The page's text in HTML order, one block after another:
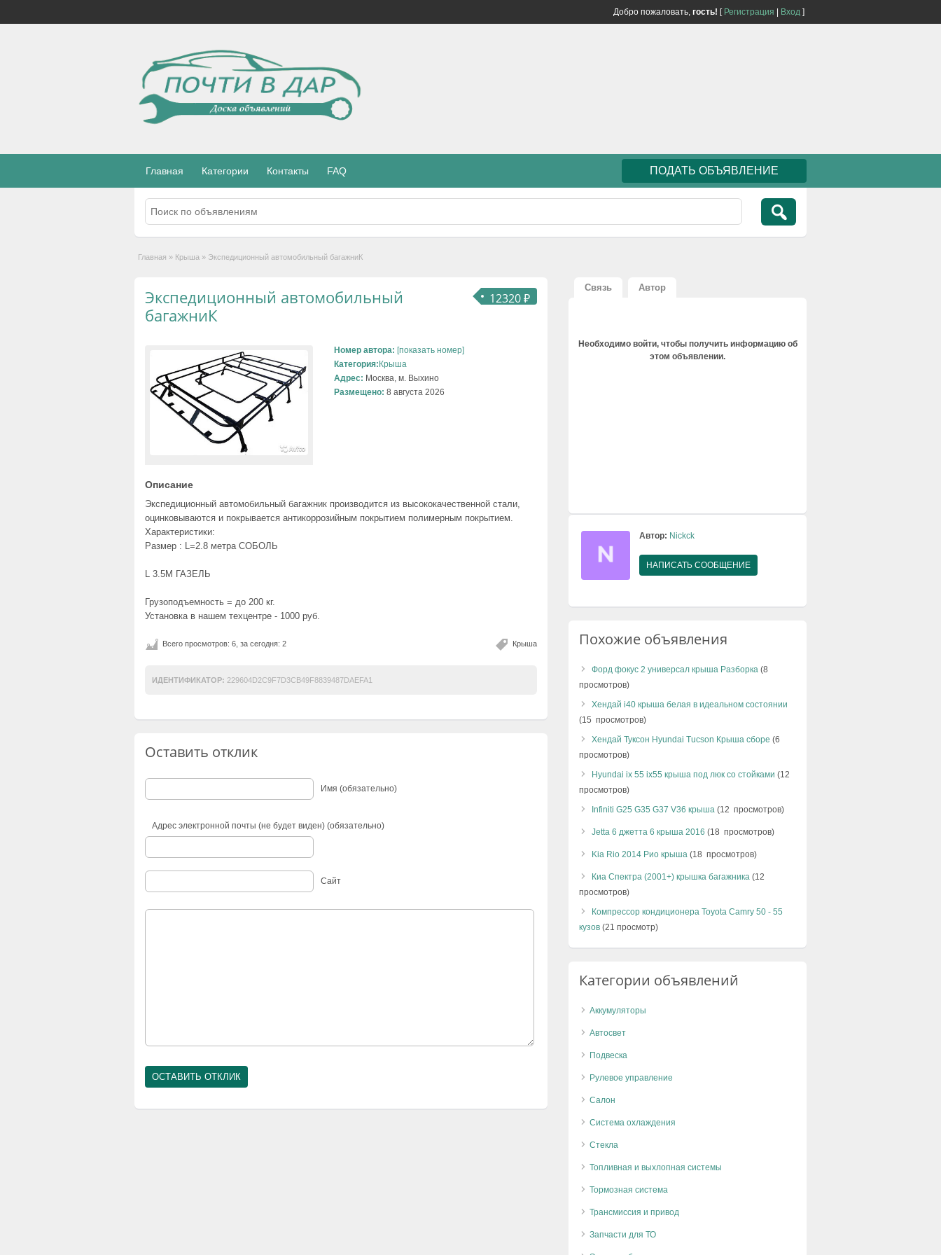
Добро пожаловать, гость! [ Регистрация Вход ]
Главная Категории Контакты FAQ ПОДАТЬ ОБЪЯВЛЕНИЕ
Главная » Крыша » Экспедиционный автомобильный багажниК
12320 ₽
Экспедиционный автомобильный
багажниК
Номер автора: [показать номер]
Категория: Крыша
Адрес: Москва, м. Выхино
Размещено: 8 августа 2026
Описание
Экспедиционный автомобильный багажник производится из высококачественной стали,
оцинковываются и покрывается антикоррозийным покрытием полимерным покрытием.
Характеристики:
Размер : L=2.8 метра СОБОЛЬ
L 3.5М ГАЗЕЛЬ
Грузоподъемность = до 200 кг.
Установка в нашем техцентре - 1000 руб.
Крыша
Всего просмотров: 6, за сегодня: 2
ИДЕНТИФИКАТОР: 229604D2C9F7D3CB49F8839487DAEFA1
Оставить отклик
Имя (обязательно)
Адрес электронной почты (не будет виден) (обязательно)
Сайт
Связь Автор
Необходимо войти, чтобы получить информацию об
этом объявлении.
Автор: Nickck
НАПИСАТЬ СООБЩЕНИЕ
Похожие объявления
Форд фокус 2 универсал крыша Разборка (8
просмотров)
Хендай i40 крыша белая в идеальном состоянии
(15 просмотров)
Хендай Туксон Hyundai Tucson Крыша сборе (6
просмотров)
Hyundai ix 55 ix55 крыша под люк со стойками (12
просмотров)
Infiniti G25 G35 G37 V36 крыша (12 просмотров)
Jetta 6 джетта 6 крыша 2016 (18 просмотров)
Kia Rio 2014 Рио крыша (18 просмотров)
Киа Спектра (2001+) крышка багажника (12
просмотров)
Компрессор кондиционера Toyota Camry 50 - 55
кузов (21 просмотр)
Категории объявлений
Аккумуляторы
Автосвет
Подвеска
Рулевое управление
Салон
Система охлаждения
Стекла
Топливная и выхлопная системы
Тормозная система
Трансмиссия и привод
Запчасти для ТО